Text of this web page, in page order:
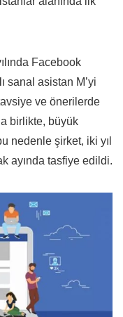
Facebook
sanal asistan M’yi
ve önerilerde
birlikte, büyük
nedenle şirket, iki yıl
ayında tasfiye edildi.